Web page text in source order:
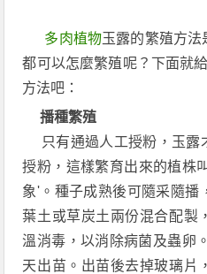
多肉植物玉露的繁殖方
都可以怎麼繁殖呢？下面就
方法吧：
播種繁殖
只有通過人工授粉，玉露
授粉，這樣繁育出來的植株
象'。種子成熟後可隨采隨播
葉土或草炭土兩份混合配製
溫消毒，以消除病菌及蟲卵
天出苗。出苗後去掉玻璃片